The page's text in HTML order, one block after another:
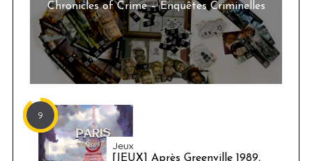
Chronicles of Crime – Enquêtes Criminelles
9
Jeux
[JEUX] Après Greenville 1989,